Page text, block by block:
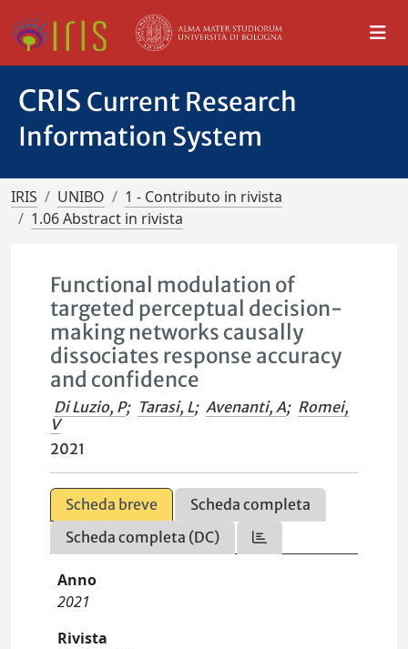
CRIS Current Research
Information System
IRIS UNIBO
1 - Contributo in rivista
1.06 Abstract in rivista
Functional modulation of
targeted perceptual decision-
making networks causally
dissociates response accuracy
and confidence
Di Luzio, P; Tarasi, L; Avenanti, A; Romei,
V
2021
Scheda breve
Scheda completa
Scheda completa (DC)
Anno
2021
Rivista